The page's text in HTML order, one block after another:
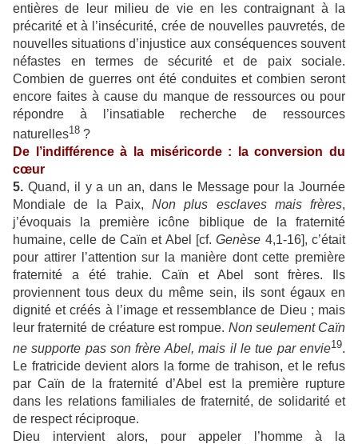
entières de leur milieu de vie en les contraignant à la
précarité et à l’insécurité, crée de nouvelles pauvretés, de
nouvelles situations d’injustice aux conséquences souvent
néfastes en termes de sécurité et de paix sociale.
Combien de guerres ont été conduites et combien seront
encore faites à cause du manque de ressources ou pour
répondre à l’insatiable recherche de ressources
naturelles18 ?
De l’indifférence à la miséricorde :
la conversion du
cœur
5. Quand, il y a un an, dans le Message pour la Journée
Mondiale de la Paix, Non plus esclaves mais frères,
j’évoquais la première icône biblique de la fraternité
humaine, celle de Caïn et Abel [cf.Genèse 4,1-16], c’était
pour attirer l’attention sur la manière dont cette première
fraternité a été trahie. Caïn et Abel sont frères. Ils
proviennent tous deux du même sein, ils sont égaux en
dignité et créés à l’image et ressemblance de Dieu ; mais
leur fraternité de créature est rompue. Non seulement Caïn
ne supporte pas son frère Abel, mais il le tue par envie19.
Le fratricide devient alors la forme de trahison, et le refus
par Caïn de la fraternité d’Abel est la première rupture
dans les relations familiales de fraternité, de solidarité et
de respect réciproque.
Dieu intervient alors, pour appeler l’homme à la